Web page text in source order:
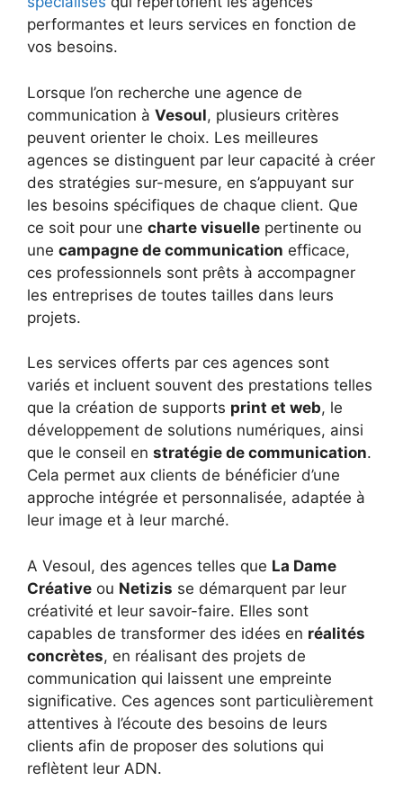
performantes et leurs services en fonction de
vos besoins.
Lorsque l’on recherche une agence de
communication à Vesoul, plusieurs critères
peuvent orienter le choix. Les meilleures
agences se distinguent par leur capacité à créer
des stratégies sur-mesure, en s’appuyant sur
les besoins spécifiques de chaque client. Que
ce soit pour une charte visuelle pertinente ou
une campagne de communication efficace,
ces professionnels sont prêts à accompagner
les entreprises de toutes tailles dans leurs
projets.
Les services offerts par ces agences sont
variés et incluent souvent des prestations telles
que la création de supports print et web, le
développement de solutions numériques, ainsi
que le conseil en stratégie de communication.
Cela permet aux clients de bénéficier d’une
approche intégrée et personnalisée, adaptée à
leur image et à leur marché.
A Vesoul, des agences telles que La Dame
Créative ou Netizis se démarquent par leur
créativité et leur savoir-faire. Elles sont
capables de transformer des idées en réalités
concrètes, en réalisant des projets de
communication qui laissent une empreinte
significative. Ces agences sont particulièrement
attentives à l’écoute des besoins de leurs
clients afin de proposer des solutions qui
reflètent leur ADN.